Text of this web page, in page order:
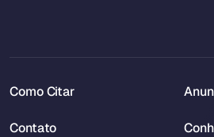
Como Citar
Contato